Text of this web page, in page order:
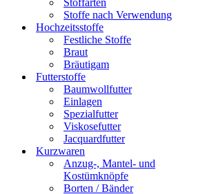
Stoffarten
Stoffe nach Verwendung
Hochzeitsstoffe
Festliche Stoffe
Braut
Bräutigam
Futterstoffe
Baumwollfutter
Einlagen
Spezialfutter
Viskosefutter
Jacquardfutter
Kurzwaren
Anzug-, Mantel- und
Kostümknöpfe
Borten / Bänder